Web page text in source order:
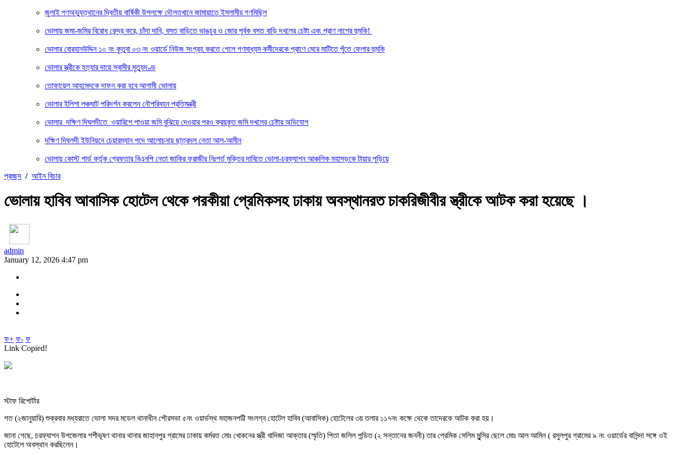
জুলাই গণঅভ্যুত্থানের দ্বিতীয় বার্ষিকী উপলক্ষে দৌলতখানে জামায়াতে ইসলামীর গণমিছিল
ভোলায় জমা-জমির বিরোধ কেন্দ্র করে, চাঁদা দাবি, বসত বাড়িতে ভাঙচুর ও জোর পূর্বক বসত বাড়ি দখলের চেষ্টা এবং প্রাণ নাশের হুমকি! ‎
ভোলার বোরহানউদ্দিন ১০ নং কুতুবা ০৩ নং ওয়ার্ডে নিউজ সংগ্রহ করতে গেলে গণমাধ্যম কর্মীদেরকে প্রাণে মেরে মাটিতে পুঁতে ফেলার হুমকি
ভোলার স্ত্রীকে হত্যার দায়ে স্বামীর মৃত্যুদণ্ড
তোফায়েল আহমেদকে দাফন করা হবে আগামী ভোলায়
ভোলার ইলিশা লঞ্চঘাট পরিদর্শন করলেন নৌপরিবহন প্রতিমন্ত্রী
ভোলার দক্ষিণ দিঘলদীতে ওয়ারিশে পাওয়া জমি বুঝিয়ে দেওয়ার পরও ক্রয়কৃত জমি দখলের চেষ্টার অভিযোগ
দক্ষিণ দিঘলদী ইউনিয়নে চেয়ারম্যান পদে আলোচনায় ছাত্রদল নেতা আল-আমীন
ভোলায় কোস্ট গার্ড কর্তৃক গ্রেফতার বিএনপি নেতা জাকির ফরাজীর নিঃশর্ত মুক্তির দাবিতে ভোলা-চরফ্যাশন আঞ্চলিক মহাসড়কে টায়ার পুড়িয়ে
প্রচ্ছদ / আইন বিচার
ভোলায় হাবিব আবাসিক হোটেল থেকে পরকীয়া প্রেমিকসহ ঢাকায় অবস্থানরত চাকরিজীবীর স্ত্রীকে আটক করা হয়েছে ‌।
admin
January 12, 2026 4:47 pm
ফ+ ফ- ফ
Link Copied!
স্টাফ রিপোর্টার
গত (২জানুয়ারি) শুক্রবার মধ্যরাতে ভোলা সদর মডেল থানাধীন পৌরসভা ৫নং ওয়ার্ডস্থ মহাজনপট্টি সংলগ্ন হোটেল হাবিব (আবাসিক) হোটেলের ৩য় তলার ১১৭নং কক্ষে থেকে তাদেরকে আটক করা হয়।
জানা গেছে, চরফ্যাশন উপজেলার শশীভূষণ থানার থানার জাহানপুর গ্রামের ঢাকায় কর্মরত মোঃ খোকনের স্ত্রী খাদিজা আক্তার (স্মৃতি) পিতা জলিল পন্ডিত (২ সন্তানের জননী) তার প্রেমিক সেলিম মুন্সির ছেলে মোঃ আল আমিন ( রসুলপুর গ্রামের ৯ নং ওয়ার্ডের বাসিন্দা সঙ্গে ওই
হোটেলে অবস্থান করছিলেন।